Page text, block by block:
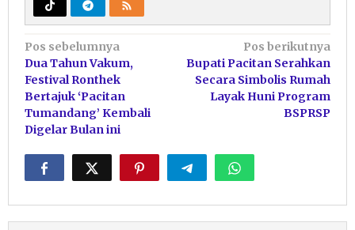
Navigasi
pos
Pos sebelumnya
Dua Tahun Vakum,
Festival Ronthek
Bertajuk ‘Pacitan
Tumandang’ Kembali
Digelar Bulan ini
Pos berikutnya
Bupati Pacitan Serahkan
Secara Simbolis Rumah
Layak Huni Program
BSPRSP